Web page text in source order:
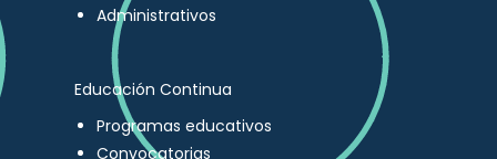
Administrativos
Educación Continua
Programas educativos
Convocatorias